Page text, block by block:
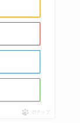
ポチップ